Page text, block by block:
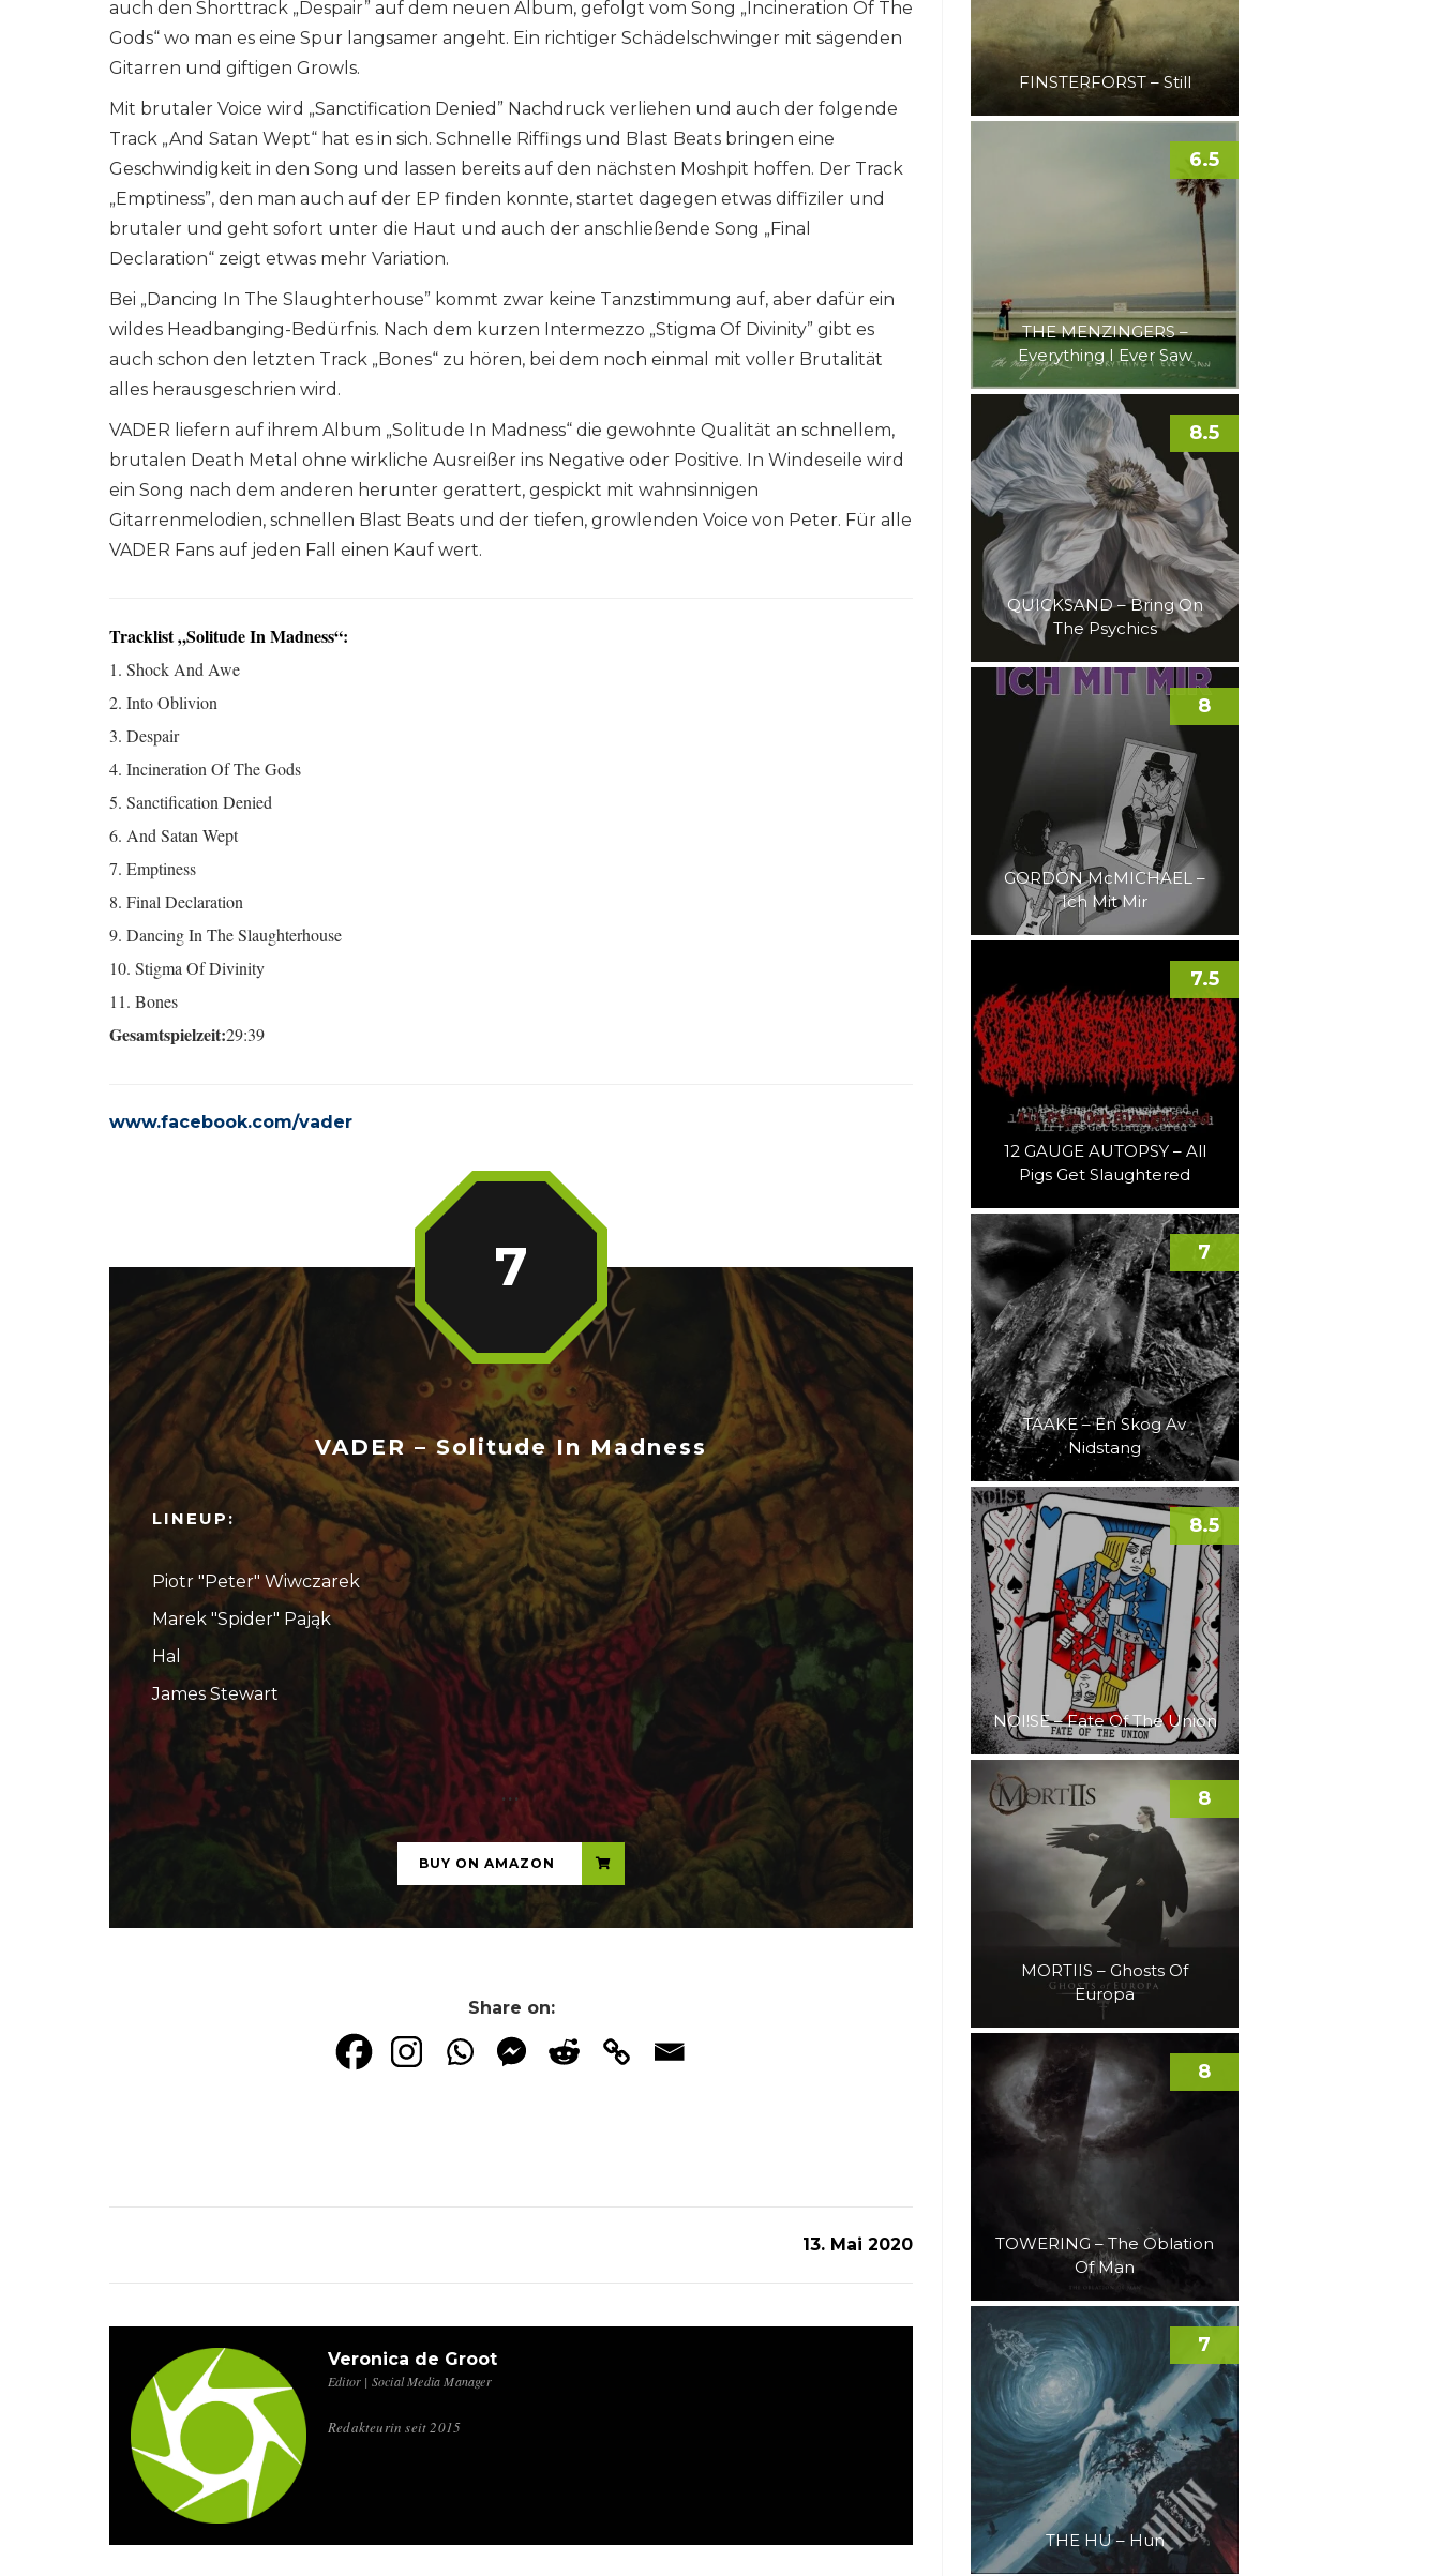
auch den Shorttrack „Despair” auf dem neuen Album, gefolgt vom Song „Incineration Of The
Gods“ wo man es eine Spur langsamer angeht. Ein richtiger Schädelschwinger mit sägenden
Gitarren und giftigen Growls.
Mit brutaler Voice wird „Sanctification Denied” Nachdruck verliehen und auch der folgende
Track „And Satan Wept“ hat es in sich. Schnelle Riffings und Blast Beats bringen eine
Geschwindigkeit in den Song und lassen bereits auf den nächsten Moshpit hoffen. Der Track
„Emptiness”, den man auch auf der EP finden konnte, startet dagegen etwas diffiziler und
brutaler und geht sofort unter die Haut und auch der anschließende Song „Final
Declaration“ zeigt etwas mehr Variation.
Bei „Dancing In The Slaughterhouse” kommt zwar keine Tanzstimmung auf, aber dafür ein
wildes Headbanging-Bedürfnis. Nach dem kurzen Intermezzo „Stigma Of Divinity” gibt es
auch schon den letzten Track „Bones“ zu hören, bei dem noch einmal mit voller Brutalität
alles herausgeschrien wird.
VADER liefern auf ihrem Album „Solitude In Madness“ die gewohnte Qualität an schnellem,
brutalen Death Metal ohne wirkliche Ausreißer ins Negative oder Positive. In Windeseile wird
ein Song nach dem anderen herunter gerattert, gespickt mit wahnsinnigen
Gitarrenmelodien, schnellen Blast Beats und der tiefen, growlenden Voice von Peter. Für alle
VADER Fans auf jeden Fall einen Kauf wert.
Tracklist „Solitude In Madness“:
1. Shock And Awe
2. Into Oblivion
3. Despair
4. Incineration Of The Gods
5. Sanctification Denied
6. And Satan Wept
7. Emptiness
8. Final Declaration
9. Dancing In The Slaughterhouse
10. Stigma Of Divinity
11. Bones
Gesamtspielzeit:29:39
www.facebook.com/vader
VADER – Solitude In Madness
LINEUP:
Piotr "Peter" Wiwczarek
Marek "Spider" Pająk
Hal
James Stewart
7
...
BUY ON AMAZON
Share on:
13. Mai 2020
Veronica de Groot
Editor | Social Media Manager
Redakteurin seit 2015
FINSTERFORST – Still
THE MENZINGERS –
Everything I Ever Saw
6.5
QUICKSAND – Bring On
The Psychics
8.5
GORDON McMICHAEL –
Ich Mit Mir
8
12 GAUGE AUTOPSY – All
Pigs Get Slaughtered
7.5
TAAKE – En Skog Av
Nidstang
7
NOI!SE – Fate Of The Union
8.5
MORTIIS – Ghosts Of
Europa
8
TOWERING – The Oblation
Of Man
8
THE HU – Hun
7